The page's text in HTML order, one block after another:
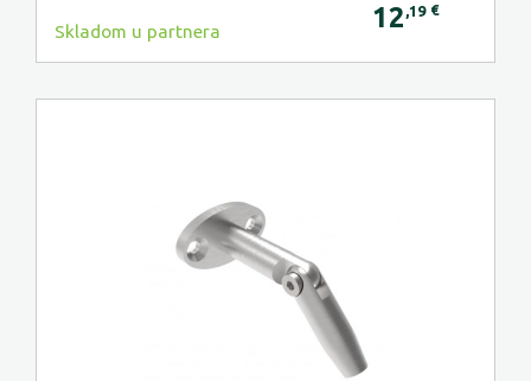
Skladom u partnera 12 ,19 €